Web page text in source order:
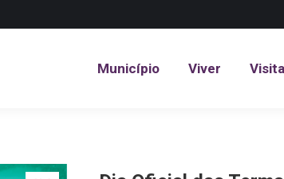
Município Viver
Município Viver